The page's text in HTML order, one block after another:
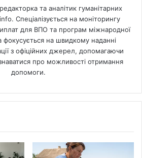
та аналітик гуманітарних
Спеціалізується на моніторингу
для ВПО та програм міжнародної
фокусується на швидкому наданні
з офіційних джерел, допомагаючи
про можливості отримання
допомоги.